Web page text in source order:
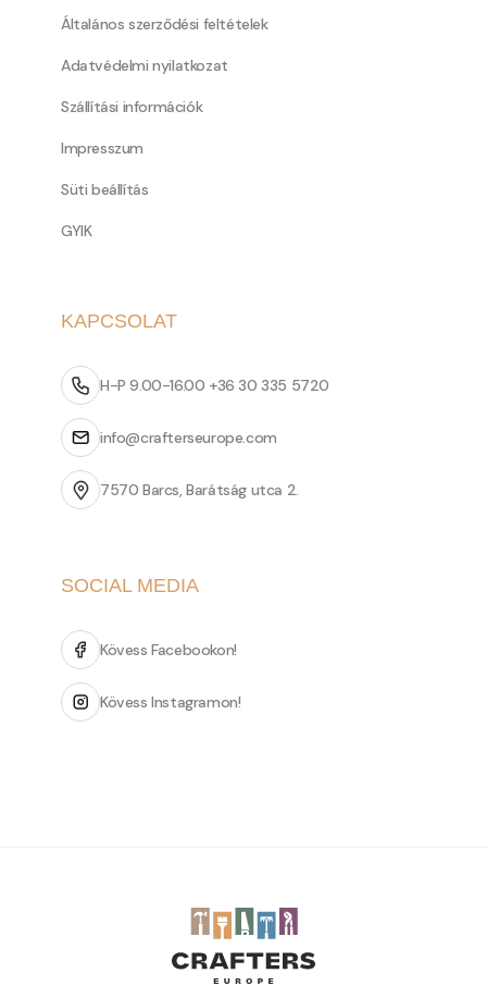
Általános szerződési feltételek
Adatvédelmi nyilatkozat
Szállítási információk
Impresszum
Süti beállítás
GYIK
KAPCSOLAT
H-P 9.00-16.00 +36 30 335 5720
info@crafterseurope.com
7570 Barcs, Barátság utca 2.
SOCIAL MEDIA
Kövess Facebookon!
Kövess Instagramon!